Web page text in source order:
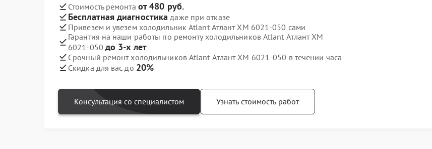
Стоимость ремонта от 480 руб.
Бесплатная диагностика даже при отказе
Привезем и увезем холодильник Atlant Атлант ХМ 6021-050 сами
Гарантия на наши работы по ремонту холодильников Atlant Атлант ХМ
6021-050 до 3-х лет
Срочный ремонт холодильников Atlant Атлант ХМ 6021-050 в течении часа
Скидка для вас до 20%
Консультация со специалистом Узнать стоимость работ